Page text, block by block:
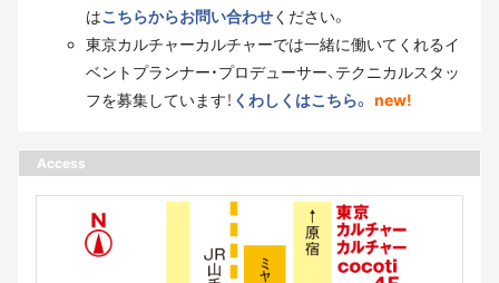
はこちらからお問い合わせください。
東京カルチャーカルチャーでは一緒に働いてくれるイ
ベントプランナー・プロデューサー、テクニカルスタッ
フを募集しています！ くわしくはこちら。 new!
Access